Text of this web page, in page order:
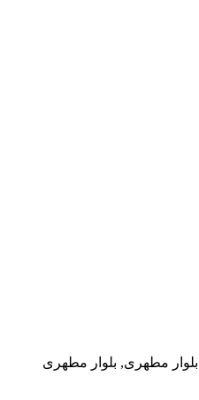
مطهری, بلوار مطهری